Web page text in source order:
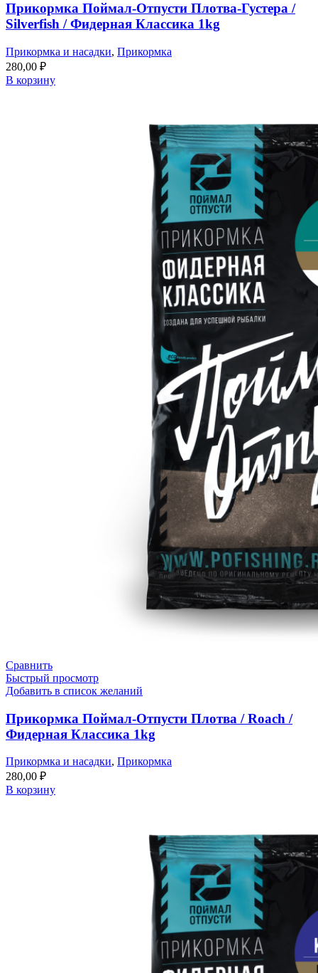
Прикормка Поймал-Отпусти Плотва-Густера /
Silverfish / Фидерная Классика 1kg
Прикормка и насадки, Прикормка
280,00 ₽
В корзину
Сравнить
Быстрый просмотр
Добавить в список желаний
Прикормка Поймал-Отпусти Плотва / Roach /
Фидерная Классика 1kg
Прикормка и насадки, Прикормка
280,00 ₽
В корзину